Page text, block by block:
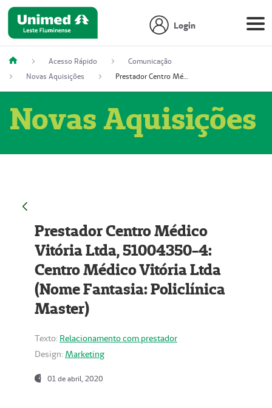
Login
Acesso Rápido
Comunicação
Novas Aquisições
Prestador Centro Médico Vitória Ltda, 51004350-4: Centro Médico Vitória Ltda (Nome Fantasia: Policlínica Master)
Novas Aquisições
Prestador Centro Médico
Vitória Ltda, 51004350-4:
Centro Médico Vitória Ltda
(Nome Fantasia: Policlínica
Master)
Texto: Relacionamento com prestador
Design: Marketing
01 de abril, 2020